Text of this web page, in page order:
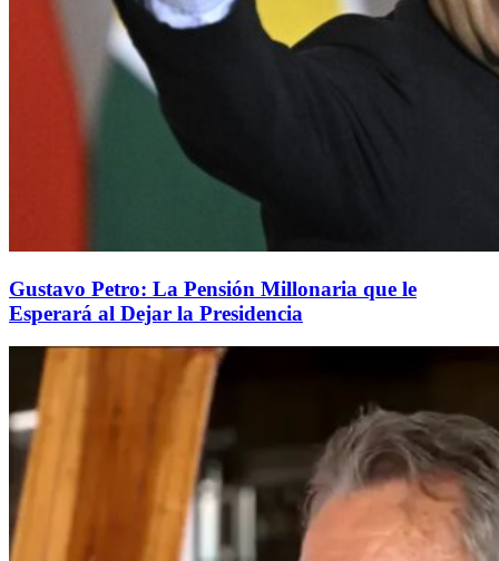
Gustavo Petro: La Pensión Millonaria que le
Esperará al Dejar la Presidencia